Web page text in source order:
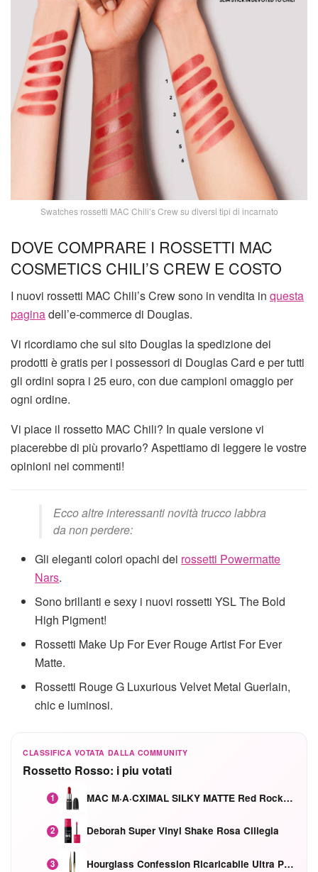
Swatches rossetti MAC Chili’s Crew su diversi tipi di incarnato
DOVE COMPRARE I ROSSETTI MAC
COSMETICS CHILI’S CREW E COSTO
I nuovi rossetti MAC Chili’s Crew sono in vendita in questa
paginadell’e-commerce di Douglas.
Vi ricordiamo che sul sito Douglas la spedizione dei
prodotti è gratis per i possessori di Douglas Card e per tutti
gli ordini sopra i 25 euro, con due campioni omaggio per
ogni ordine.
Vi piace il rossetto MAC Chili? In quale versione vi
piacerebbe di più provarlo? Aspettiamo di leggere le vostre
opinioni nei commenti!
Ecco altre interessanti novità trucco labbra
da non perdere:
Gli eleganti colori opachi dei rossetti Powermatte
Nars.
Sono brillanti e sexy i nuovi rossetti YSL The Bold
High Pigment!
Rossetti Make Up For Ever Rouge Artist For Ever
Matte.
Rossetti Rouge G Luxurious Velvet Metal Guerlain,
chic e luminosi.
CLASSIFICA VOTATA DALLA COMMUNITY
Rossetto Rosso: i piu votati
1 MAC M·A·CXIMAL SILKY MATTE Red Rock mat
2 Deborah Super Vinyl Shake Rosa Ciliegia
3 Hourglass Confession Ricaricabile Ultra Preciso Ad Alta Intensità Secretly Classic Red